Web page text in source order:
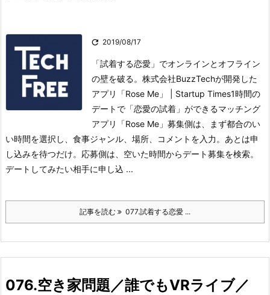
 2019/08/17
「試着する恋愛」でオンラインとオフライン
の壁を破る。株式会社BuzzTechが開発した
アプリ「Rose Me」 | Startup Times1時間の
デートで「恋愛の試着」ができるマッチング
アプリ「Rose Me」 募集側は、まず都合のい
い時間を選択し、食事ジャンル、場所、コメントを入力。あとは申
し込みを待つだけ。 応募側は、空いた時間からデート募集を検索。
デートしてみたい相手に申し込 ...
記事を読む 077.試着する恋愛 ...
076.空き家問題／誰でもVRライブ／